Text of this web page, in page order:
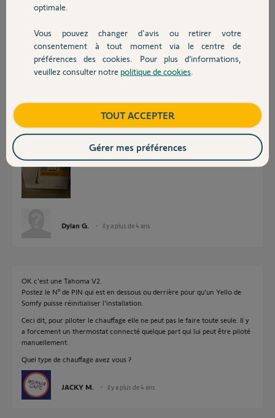
Devis avec un pro
Contact
Vous pouvez mettre une photo
Dylan G. il y a plus de 4 ans
OK c'est une Tahoma V2.
Postez le N° de PIN qui est en dessous ou derrière pour qu'un Yello de
Somfy puisse réinitialiser l'installation.
Ceci dit, pour piloter le chauffage elle ne peut pas le faire toute seule. Il y
a forcement un thermostat connecté quelque part qui lui peut être piloté
manuellement.
Quel type de chauffage avez vous ?
JACKY M. il y a plus de 4 ans
optimale.
Vous pouvez changer d'avis ou retirer votre
consentement à tout moment via le centre de
préférences des cookies. Pour plus d’informations,
veuillez consulter notre politique de cookies
TOUT ACCEPTER
Gérer mes préférences